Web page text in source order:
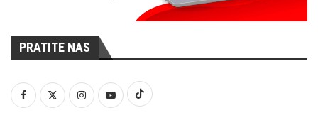
PRATITE NAS